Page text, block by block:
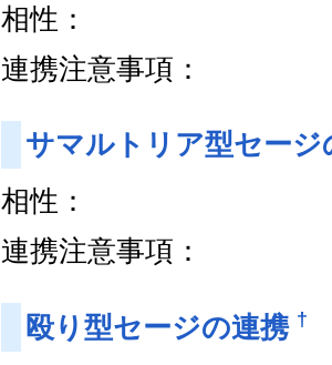
相性：
連携注意事項：
サマルトリア型セージ
相性：
連携注意事項：
殴り型セージの連携 †